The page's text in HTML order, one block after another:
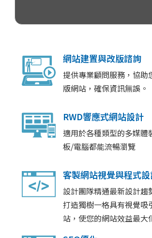
網站建置與改版諮詢
提供專業顧問服務，協助
版網站，確保資訊無誤。
RWD響應式網站設計
適用於各種類型的多媒體
板/電腦都能流暢瀏覽
客製網站視覺與程式
設計團隊精通最新設計趨
打造獨樹一格具有視覺吸
站，使您的網站效益最大